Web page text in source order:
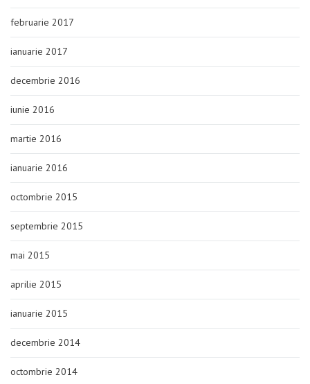
februarie 2017
ianuarie 2017
decembrie 2016
iunie 2016
martie 2016
ianuarie 2016
octombrie 2015
septembrie 2015
mai 2015
aprilie 2015
ianuarie 2015
decembrie 2014
octombrie 2014